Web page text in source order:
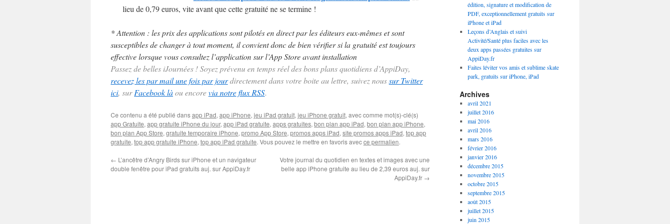
lieu de 0,79 euros, vite avant que cette gratuité ne se termine !
* Attention : les prix des applications sont pilotés en direct par les éditeurs eux-mêmes et sont
susceptibles de changer à tout moment, il convient donc de bien vérifier si la gratuité est toujours
effective lorsque vous consultez l’application sur l’App Store avant installation
Passez de belles iJournées ! Soyez prévenu en temps réel des bons plans quotidiens d’AppiDay,
recevez les par mail une fois par jourdirectement dans votre boite au lettre, suivez noussur Twitter
ici, surFacebook làou encorevia notre flux RSS.
Ce contenu a été publié dansapp iPad, app iPhone, jeu iPad gratuit, jeu iPhone gratuit, avec comme mot(s)-clé(s)
app Gratuite, app gratuite iPhone du jour, app iPad gratuite, apps gratuites, bon plan app iPad, bon plan app iPhone,
bon plan App Store, gratuite temporaire iPhone, promo App Store, promos apps iPad, site promos apps iPad, top app
gratuite, top app gratuite iPhone, top app iPad gratuite. Vous pouvez le mettre en favoris avecce permalien.
← L’ancêtre d’Angry Birds sur iPhone et un navigateur
double fenêtre pour iPad gratuits auj. sur AppiDay.fr
Votre journal du quotidien en textes et images avec une
belle app iPhone gratuite au lieu de 2,39 euros auj. sur
AppiDay.fr →
édition, signature et modification de
PDF, exceptionnellement gratuits sur
iPhone et iPad
Leçons d’Anglais et suivi
Activité/Santé plus faciles avec les
deux apps passées gratuites sur
AppiDay.fr
Faites léviter vos amis et sublime skate
park, gratuits sur iPhone, iPad
Archives
avril 2021
juillet 2016
mai 2016
avril 2016
mars 2016
février 2016
janvier 2016
décembre 2015
novembre 2015
octobre 2015
septembre 2015
août 2015
juillet 2015
juin 2015